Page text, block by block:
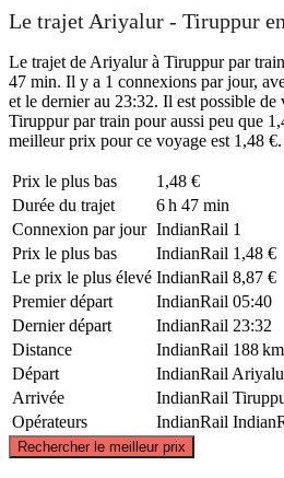
Le trajet Ariyalur - Tiruppur
Le trajet de Ariyalur à Tiruppur par
47 min. Il y a 1 connexions par jour,
et le dernier au 23:32. Il est possible
Tiruppur par train pour aussi peu que
meilleur prix pour ce voyage est 1,48 €.
Prix ​​le plus bas
1,48 €
Durée du trajet
6 h 47 min
Connexion par jour IndianRail 1
Prix ​​le plus bas
IndianRail 1,48 €
Le prix le plus élevé IndianRail 8,87 €
Premier départ
IndianRail 05:40
Dernier départ
IndianRail 23:32
Distance
IndianRail 188 km
Départ
IndianRail
Arrivée
IndianRail
Opérateurs
IndianRail
Rechercher le meilleur prix
©